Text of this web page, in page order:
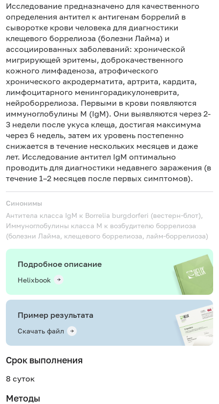
Исследование предназначено для качественного
определения антител к антигенам боррелий в
сыворотке крови человека для диагностики
клещевого боррелиоза (болезни Лайма) и
ассоциированных заболеваний: хронической
мигрирующей эритемы, доброкачественного
кожного лимфаденоза, атрофического
хронического акродерматита, артрита, кардита,
лимфоцитарного менингорадикулоневрита,
нейроборрелиоза. Первыми в крови появляются
иммуноглобулины M (IgM). Они выявляются через 2-
3 недели после укуса клеща, достигая максимума
через 6 недель, затем их уровень постепенно
снижается в течение нескольких месяцев и даже
лет. Исследование антител IgM оптимально
проводить для диагностики недавнего заражения (в
течение 1–2 месяцев после первых симптомов).
Синонимы
Антитела класса IgM к Borrelia burgdorferi (вестерн-блот),
Иммуноглобулины класса M к возбудителю боррелиоза
(болезни Лайма, клещевого боррелиоза, лайм-боррелиоза)
Подробное описание
Helixbook
Пример результата
Скачать файл
Срок выполнения
8 суток
Методы